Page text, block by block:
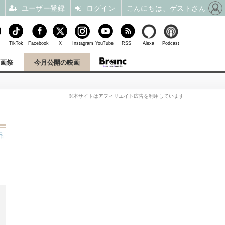
祭 今月公開の映画
※本サイトはアフィリエイト広告を利用しています
TikTok Facebook X Instagram YouTube RSS Alexa Podcast
ユーザー登録 ログイン こんにちは、ゲストさん